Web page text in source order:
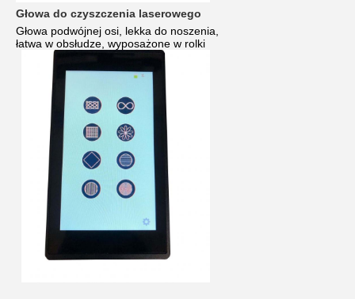
Głowa do czyszczenia laserowego
Głowa podwójnej osi, lekka do noszenia,
łatwa w obsłudze , wyposażone w rolki